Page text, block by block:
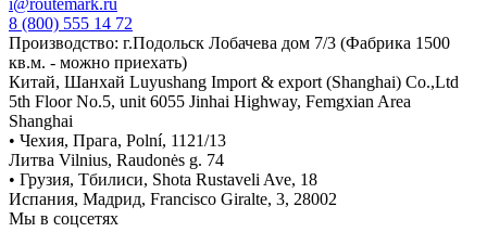
i@routemark.ru
8 (800) 555 14 72
Производство: г.Подольск Лобачева дом 7/3 (Фабрика 1500
кв.м. - можно приехать)
Китай, Шанхай Luyushang Import & export (Shanghai) Co.,Ltd
5th Floor No.5, unit 6055 Jinhai Highway, Femgxian Area
Shanghai
• Чехия, Прага, Polní, 1121/13
Литва Vilnius, Raudonės g. 74
• Грузия, Тбилиси, Shota Rustaveli Ave, 18
Испания, Мадрид, Francisco Giralte, 3, 28002
Мы в соцсетях